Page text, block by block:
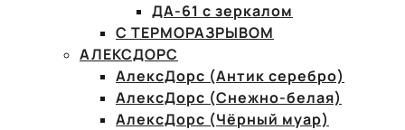
ДА-61 с зеркалом
С ТЕРМОРАЗРЫВОМ
АЛЕКСДОРС
АлексДорс (Антик серебро)
АлексДорс (Снежно-белая)
АлексДорс (Чёрный муар)